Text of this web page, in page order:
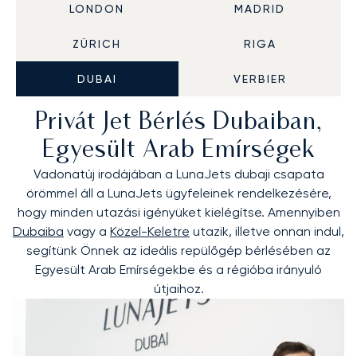
LONDON MADRID
ZÜRICH RIGA
DUBAI VERBIER
Privát Jet Bérlés Dubaiban,
Egyesült Arab Emírségek
Vadonatúj irodájában a LunaJets dubaji csapata
örömmel áll a LunaJets ügyfeleinek rendelkezésére,
hogy minden utazási igényüket kielégítse. Amennyiben
Dubaiba vagy a Közel-Keletre utazik, illetve onnan indul,
segítünk Önnek az ideális repülőgép bérlésében az
Egyesült Arab Emírségekbe és a régióba irányuló
útjaihoz.